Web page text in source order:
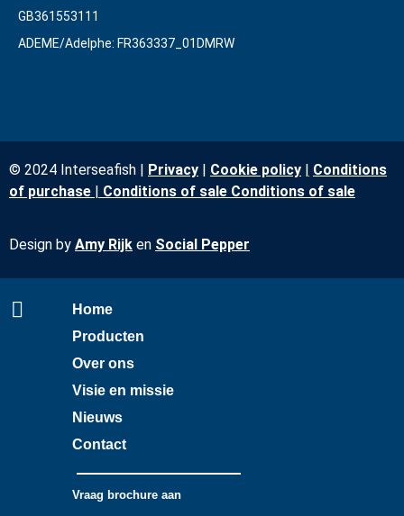
GB361553111
ADEME/Adelphe: FR363337_01DMRW
© 2024 Interseafish | Privacy | Cookie policy | Conditions
of purchase | Conditions of sale Conditions of sale
Design by Amy Rijk en Social Pepper
Home
Producten
Over ons
Visie en missie
Nieuws
Contact
Vraag brochure aan